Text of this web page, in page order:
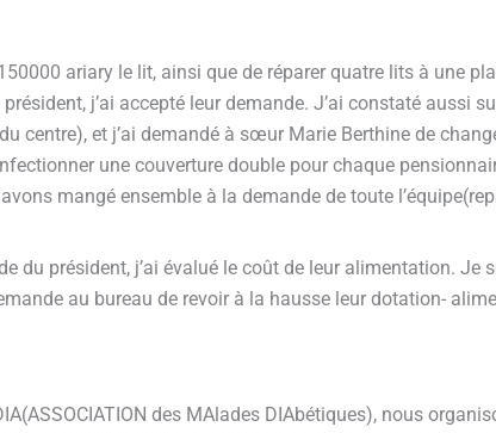
ariary le lit, ainsi que de réparer quatre lits à une
j’ai accepté leur demande. J’ai constaté aussi
centre), et j’ai demandé à sœur Marie Berthine de
une couverture double pour chaque
mangé ensemble à la demande de toute
du président, j’ai évalué le coût de leur alimentation. Je
au bureau de revoir à la hausse leur dotation-
des MAlades DIAbétiques), nous